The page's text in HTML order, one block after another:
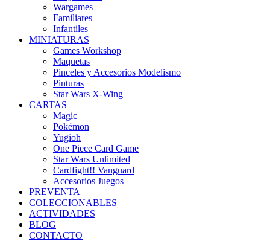
Wargames
Familiares
Infantiles
MINIATURAS
Games Workshop
Maquetas
Pinceles y Accesorios Modelismo
Pinturas
Star Wars X-Wing
CARTAS
Magic
Pokémon
Yugioh
One Piece Card Game
Star Wars Unlimited
Cardfight!! Vanguard
Accesorios Juegos
PREVENTA
COLECCIONABLES
ACTIVIDADES
BLOG
CONTACTO